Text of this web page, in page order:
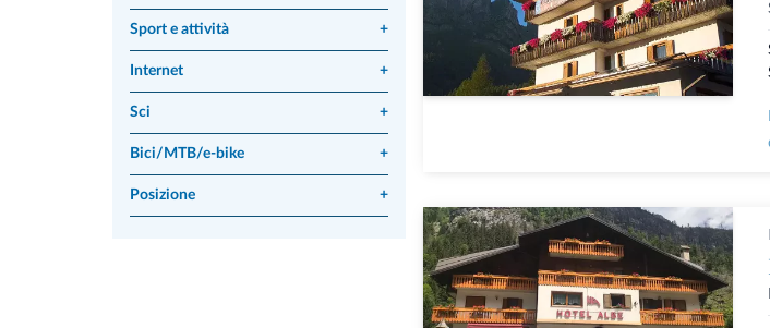
Sport e attività +
Internet +
Sci +
Bici/MTB/e-bike +
Posizione +